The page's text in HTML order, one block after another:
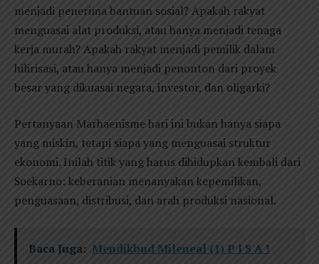
menjadi penerima bantuan sosial? Apakah rakyat
menguasai alat produksi, atau hanya menjadi tenaga
kerja murah? Apakah rakyat menjadi pemilik dalam
hilirisasi, atau hanya menjadi penonton dari proyek
besar yang dikuasai negara, investor, dan oligarki?
Pertanyaan Marhaenisme hari ini bukan hanya siapa
yang miskin, tetapi siapa yang menguasai struktur
ekonomi. Inilah titik yang harus dihidupkan kembali dari
Soekarno: keberanian menanyakan kepemilikan,
penguasaan, distribusi, dan arah produksi nasional.
Baca Juga: Mendikbud Mileneal (1) P I S A !